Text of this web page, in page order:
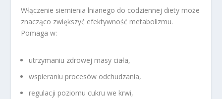
Włączenie siemienia lnianego do codziennej diety może
znacząco zwiększyć efektywność metabolizmu.
Pomaga w:
utrzymaniu zdrowej masy ciała,
wspieraniu procesów odchudzania,
regulacji poziomu cukru we krwi,